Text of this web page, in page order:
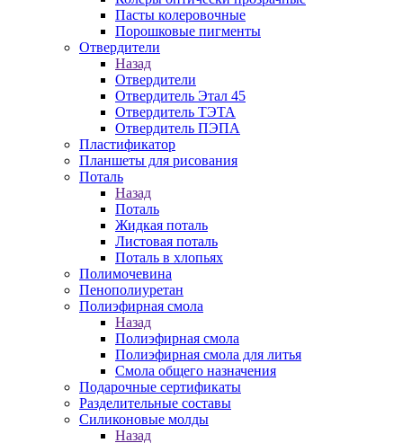
Пасты колеровочные
Порошковые пигменты
Отвердители
Назад
Отвердители
Отвердитель Этал 45
Отвердитель ТЭТА
Отвердитель ПЭПА
Пластификатор
Планшеты для рисования
Поталь
Назад
Поталь
Жидкая поталь
Листовая поталь
Поталь в хлопьях
Полимочевина
Пенополиуретан
Полиэфирная смола
Назад
Полиэфирная смола
Полиэфирная смола для литья
Смола общего назначения
Подарочные сертификаты
Разделительные составы
Силиконовые молды
Назад